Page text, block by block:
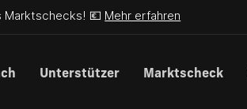
Marktschecks! 💶 Mehr erfahren
Unterstützer Marktscheck